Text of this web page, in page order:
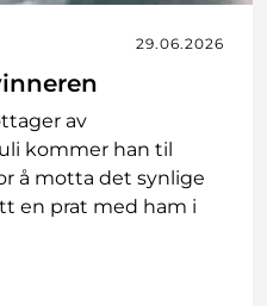
29.06.2026
av
kommer han til
å motta det synlige
en prat med ham i